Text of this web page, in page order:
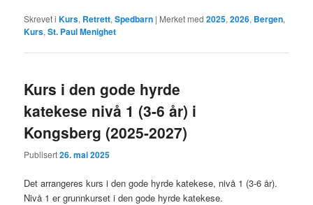
Skrevet i Kurs, Retrett,Spedbarn | Merket med 2025,2026, Bergen,
Kurs,St. Paul Menighet
Kurs i den gode hyrde
katekese nivå 1 (3-6 år) i
Kongsberg (2025-2027)
Publisert26. mai 2025
Det arrangeres kurs i den gode hyrde katekese, nivå 1 (3-6 år).
Nivå 1 er grunnkurset i den gode hyrde katekese.